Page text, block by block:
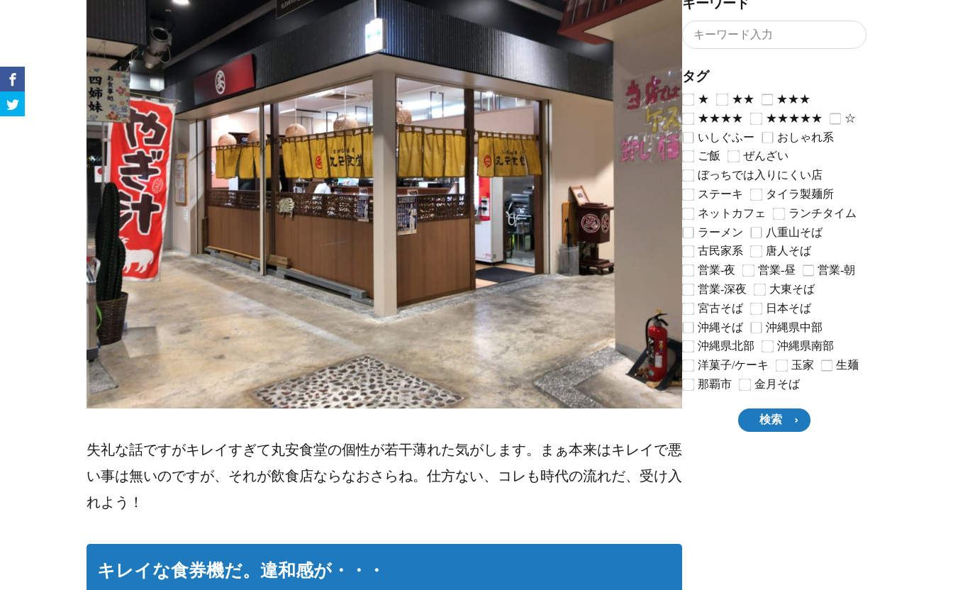
失礼な話ですがキレイすぎて丸安食堂の個性が若干薄れた気がします。まぁ本来はキレイで悪
い事は無いのですが、それが飲食店ならなおさらね。仕方ない、コレも時代の流れだ、受け入
れよう！
キレイな食券機だ。違和感が・・・
キーワード
タグ
★ ★★
★★★
★★★★
★★★★★
☆
いしぐふー
おしゃれ系
ご飯
ぜんざい
ぼっちでは入りにくい店
ステーキ
タイラ製麺所
ネットカフェ
ランチタイム
ラーメン
八重山そば
古民家系
唐人そば
営業-夜
営業-昼
営業-朝
営業-深夜
大東そば
宮古そば
日本そば
沖縄そば
沖縄県中部
沖縄県北部
沖縄県南部
洋菓子/ケーキ
玉家
生麺
那覇市
金月そば
検索